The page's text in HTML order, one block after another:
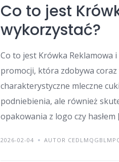
Co to jest
wykorzystać?
Co to jest Krówka Reklamowa
promocji, która zdobywa
charakterystyczne mleczne
podniebienia, ale również
opakowania z logo czy hasłem
2026-02-04 AUTOR